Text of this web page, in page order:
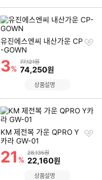
유진에스엔씨 내산가운 CP
-GOWN
할인률
3%
상품금액
77,121원
할인금액
74,250원
찜
상품설명
KM 제전복 가운 QPRO Y
카라 GW-01
할인률
21 %
상품금액
28,135원
할인금액
22,160원
찜
상품설명